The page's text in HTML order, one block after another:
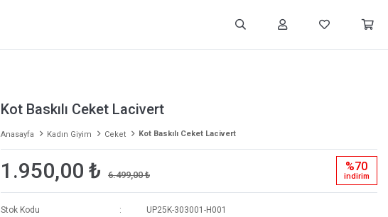
Kot Baskılı Ceket Lacivert
Anasayfa Kadın Giyim Ceket Kot Baskılı Ceket Lacivert
1.950,00 ₺ 6.499,00 ₺
%70
i̇ndi̇ri̇m
Stok Kodu
UP25K-303001-H001